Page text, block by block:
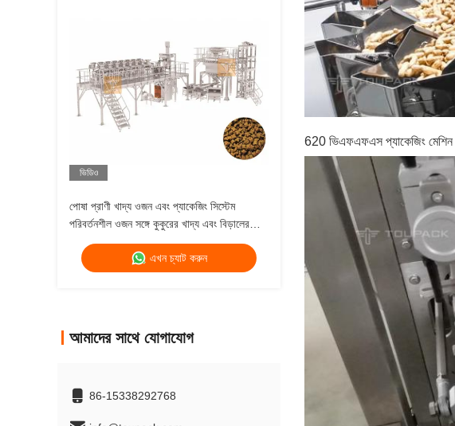
ভিডিও
পোষা প্রাণী খাদ্য ওজন এবং প্যাকেজিং সিস্টেম
পরিবর্তনশীল ওজন সঙ্গে কুকুরের খাদ্য এবং বিড়ালের
খাদ্য মাল্টিহেড ওজন
এখন চ্যাট করুন
আমাদের সাথে যোগাযোগ
86-15338292768
620 ভিএফএফএস প্যাকেজিং মেশিন